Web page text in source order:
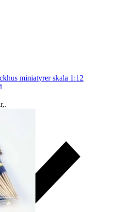
miniatyrer skala 1:12
,.